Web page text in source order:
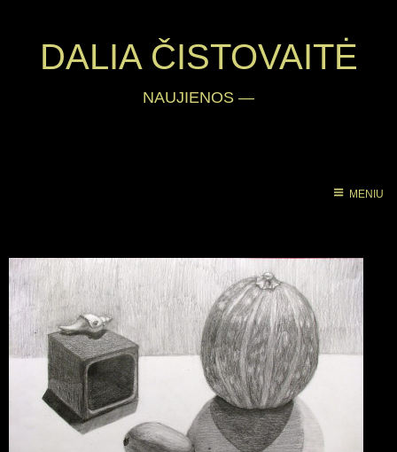
DALIA ČISTOVAITĖ
NAUJIENOS —
MENIU